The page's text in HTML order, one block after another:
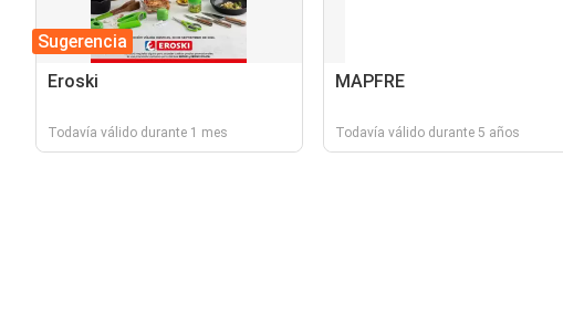
Sugerencia
Eroski
Todavía válido durante 1 mes
MAPFRE
Todavía válido durante 5 años